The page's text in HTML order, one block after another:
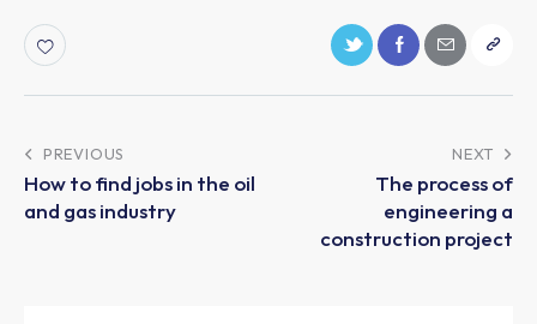
PREVIOUS
How to find jobs in the oil
and gas industry
NEXT
The process of
engineering a
construction project